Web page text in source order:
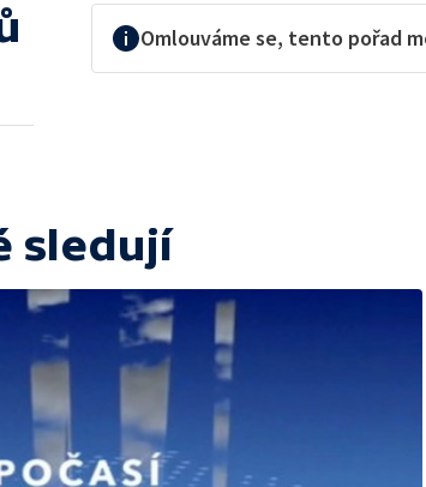
Omlouváme se, tento pořad
sledují